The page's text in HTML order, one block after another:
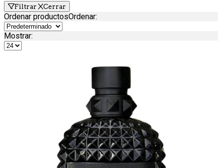
Filtrar Cerrar
Ordenar productosOrdenar:
Mostrar: